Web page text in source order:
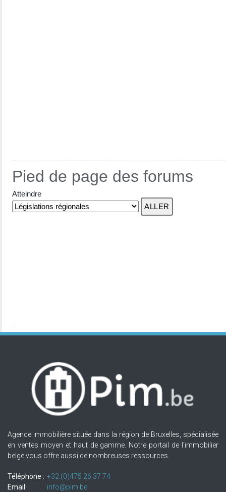
Pied de page des forums
Atteindre
Agence immobilière située dans la région de Bruxelles, spécialisée
en ventes moyen et haut de gamme. Notre portail de l'immobilier
belge vous offre aussi de nombreuses ressources.
Téléphone : +32.(0)475 26 37 74
Email:
info@pim.be